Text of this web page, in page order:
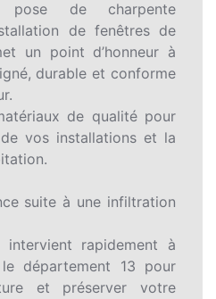
pose de charpente
de fenêtres de
un point d’honneur à
durable et conforme
de qualité pour
vos installations et la
suite à une infiltration
intervient rapidement à
département 13 pour
et préserver votre